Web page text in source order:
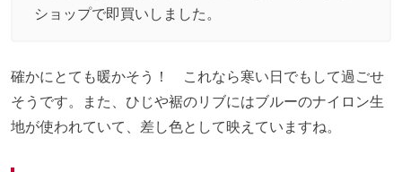
ショップで即買いしました。
確かにとても暖かそう！ これなら寒い日でもして過ごせ
そうです。また、ひじや裾のリブにはブルーのナイロン生
地が使われていて、差し色として映えていますね。